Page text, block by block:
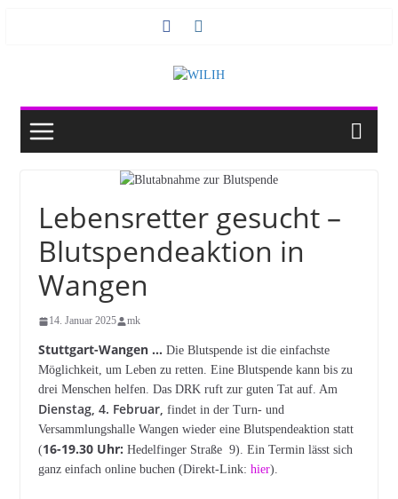
Lebensretter gesucht –
Blutspendeaktion in
Wangen
14. Januar 2025 mk
Stuttgart-Wangen … Die Blutspende ist die einfachste
Möglichkeit, um Leben zu retten. Eine Blutspende kann bis zu
drei Menschen helfen. Das DRK ruft zur guten Tat auf. Am
Dienstag, 4. Februar, findet in der Turn- und
Versammlungshalle Wangen wieder eine Blutspendeaktion statt
(16-19.30 Uhr: Hedelfinger Straße 9). Ein Termin lässt sich
ganz einfach online buchen (Direkt-Link: hier).